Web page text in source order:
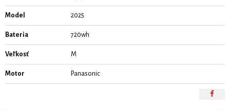
Model 2025
Bateria 720wh
Veľkosť M
Motor Panasonic